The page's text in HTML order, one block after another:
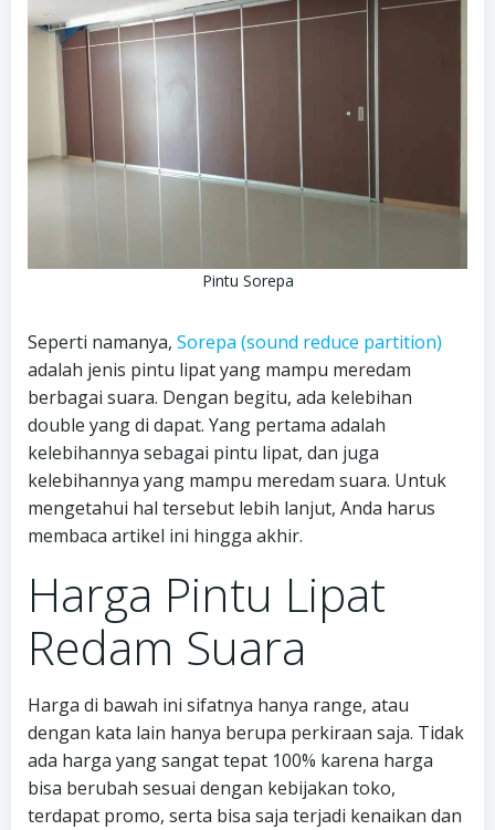
Pintu Sorepa
Seperti namanya, Sorepa (sound reduce partition)
adalah jenis pintu lipat yang mampu meredam
berbagai suara. Dengan begitu, ada kelebihan
double yang di dapat. Yang pertama adalah
kelebihannya sebagai pintu lipat, dan juga
kelebihannya yang mampu meredam suara. Untuk
mengetahui hal tersebut lebih lanjut, Anda harus
membaca artikel ini hingga akhir.
Harga Pintu Lipat
Redam Suara
Harga di bawah ini sifatnya hanya range, atau
dengan kata lain hanya berupa perkiraan saja. Tidak
ada harga yang sangat tepat 100% karena harga
bisa berubah sesuai dengan kebijakan toko,
terdapat promo, serta bisa saja terjadi kenaikan dan